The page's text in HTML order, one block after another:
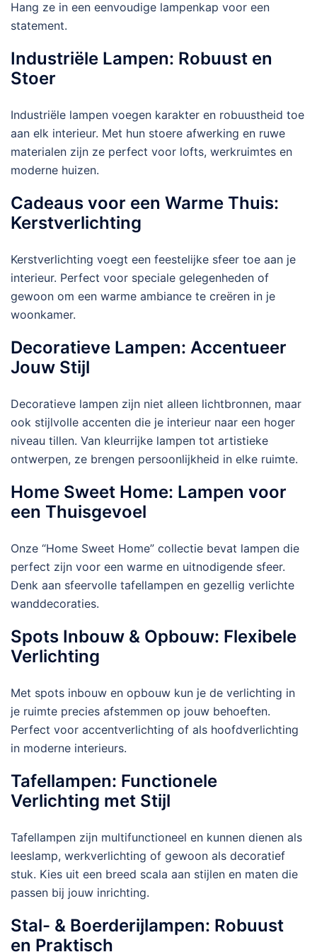
Hang ze in een eenvoudige lampenkap voor een
statement.
Industriële Lampen: Robuust en
Stoer
Industriële lampen voegen karakter en robuustheid toe
aan elk interieur. Met hun stoere afwerking en ruwe
materialen zijn ze perfect voor lofts, werkruimtes en
moderne huizen.
Cadeaus voor een Warme Thuis:
Kerstverlichting
Kerstverlichting voegt een feestelijke sfeer toe aan je
interieur. Perfect voor speciale gelegenheden of
gewoon om een warme ambiance te creëren in je
woonkamer.
Decoratieve Lampen: Accentueer
Jouw Stijl
Decoratieve lampen zijn niet alleen lichtbronnen, maar
ook stijlvolle accenten die je interieur naar een hoger
niveau tillen. Van kleurrijke lampen tot artistieke
ontwerpen, ze brengen persoonlijkheid in elke ruimte.
Home Sweet Home: Lampen voor
een Thuisgevoel
Onze “Home Sweet Home” collectie bevat lampen die
perfect zijn voor een warme en uitnodigende sfeer.
Denk aan sfeervolle tafellampen en gezellig verlichte
wanddecoraties.
Spots Inbouw & Opbouw: Flexibele
Verlichting
Met spots inbouw en opbouw kun je de verlichting in
je ruimte precies afstemmen op jouw behoeften.
Perfect voor accentverlichting of als hoofdverlichting
in moderne interieurs.
Tafellampen: Functionele
Verlichting met Stijl
Tafellampen zijn multifunctioneel en kunnen dienen als
leeslamp, werkverlichting of gewoon als decoratief
stuk. Kies uit een breed scala aan stijlen en maten die
passen bij jouw inrichting.
Stal- & Boerderijlampen: Robuust
en Praktisch